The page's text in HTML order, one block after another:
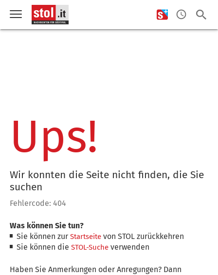
Ups!
Wir konnten die Seite nicht finden, die Sie
suchen
Fehlercode: 404
Was können Sie tun?
Sie können zurStartseite von STOL zurückkehren
Sie können dieSTOL-Suche verwenden
Haben Sie Anmerkungen oder Anregungen? Dann